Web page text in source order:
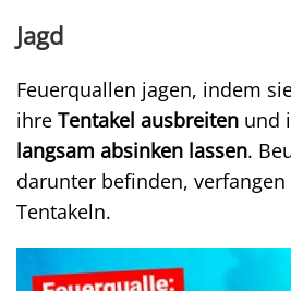
Jagd
Feuerquallen jagen, indem
ihre Tentakel ausbreiten und
langsam absinken lassen.
darunter befinden,
Tentakeln.